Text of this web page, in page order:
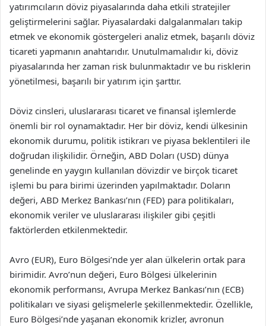
yatırımcıların döviz piyasalarında daha etkili stratejiler
geliştirmelerini sağlar. Piyasalardaki dalgalanmaları takip
etmek ve ekonomik göstergeleri analiz etmek, başarılı döviz
ticareti yapmanın anahtarıdır. Unutulmamalıdır ki, döviz
piyasalarında her zaman risk bulunmaktadır ve bu risklerin
yönetilmesi, başarılı bir yatırım için şarttır.
Döviz cinsleri, uluslararası ticaret ve finansal işlemlerde
önemli bir rol oynamaktadır. Her bir döviz, kendi ülkesinin
ekonomik durumu, politik istikrarı ve piyasa beklentileri ile
doğrudan ilişkilidir. Örneğin, ABD Doları (USD) dünya
genelinde en yaygın kullanılan dövizdir ve birçok ticaret
işlemi bu para birimi üzerinden yapılmaktadır. Doların
değeri, ABD Merkez Bankası’nın (FED) para politikaları,
ekonomik veriler ve uluslararası ilişkiler gibi çeşitli
faktörlerden etkilenmektedir.
Avro (EUR), Euro Bölgesi’nde yer alan ülkelerin ortak para
birimidir. Avro’nun değeri, Euro Bölgesi ülkelerinin
ekonomik performansı, Avrupa Merkez Bankası’nın (ECB)
politikaları ve siyasi gelişmelerle şekillenmektedir. Özellikle,
Euro Bölgesi’nde yaşanan ekonomik krizler, avronun